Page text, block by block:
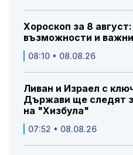
Хороскоп за 8
възможности и
08:10 • 08.08.26
Ливан и Израел с
Държави ще следят
на "Хизбула"
07:52 • 08.08.26